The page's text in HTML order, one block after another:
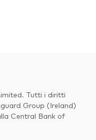
Tutti i diritti
Group (Ireland)
Central Bank of